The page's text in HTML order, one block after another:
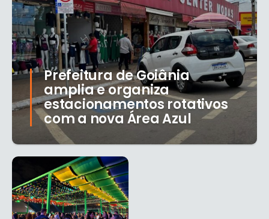
Prefeitura de Goiânia
amplia e organiza
estacionamentos rotativos
com a nova Área Azul